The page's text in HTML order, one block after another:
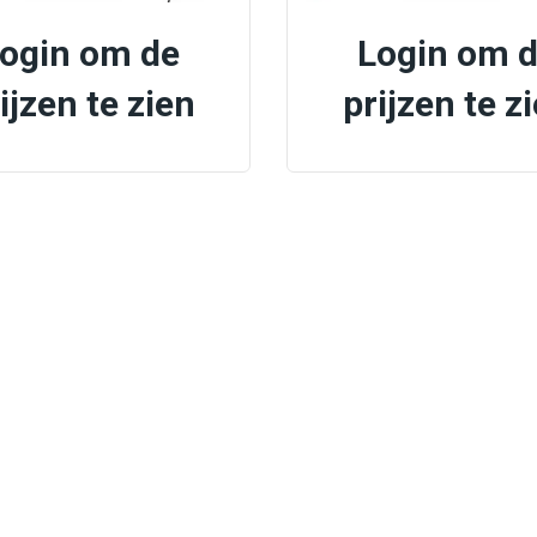
om de
te zien
Login om
prijzen te